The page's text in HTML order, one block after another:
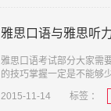
雅思口语与雅思听
雅思口语考试部分大家需
的技巧掌握一定是不能够
2015-11-14
标签 ：